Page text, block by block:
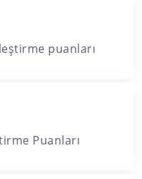
puanları
Puanları